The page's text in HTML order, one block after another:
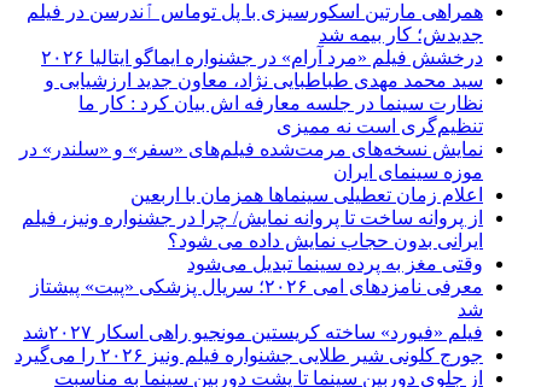
همراهی مارتین اسکورسیزی با پل توماس ٱندرسن در فیلم
جدیدش؛ کار بیمه شد
درخشش فیلم «مرد آرام» در جشنواره ایماگو ایتالیا ۲۰۲۶
سید محمد مهدی طباطبایی نژاد، معاون جدید ارزشیابی و
نظارت سینما در جلسه معارفه اش بیان کرد : کار ما
تنظیم‌گری است نه ممیزی
نمایش نسخه‌های مرمت‌شده فیلم‌های «سفر» و «سلندر» در
موزه سینمای ایران
اعلام زمان تعطیلی سینماها همزمان با اربعین
از پروانه ساخت تا پروانه نمایش/ چرا در جشنواره ونیز، فیلم
ایرانی بدون حجاب نمایش داده می شود؟
وقتی مغز به پرده سینما تبدیل می‌شود
معرفی نامزدهای امی ۲۰۲۶؛ سریال پزشکی «پیت» پیشتاز
شد
فیلم «فیورد» ساخته کریستین مونجیو راهی اسکار ۲۰۲۷شد
جورج کلونی شیر طلایی جشنواره فیلم ونیز ۲۰۲۶ را می‌گیرد
از جلوی دوربین سینما تا پشت دوربین سینما به مناسبت